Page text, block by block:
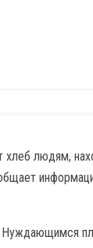
хлеб людям,
Нуждающимся